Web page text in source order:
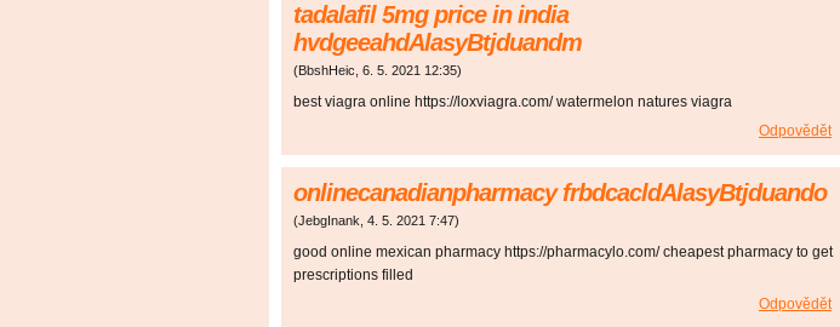
tadalafil 5mg price in india
hvdgeeahdAlasyBtjduandm
(BbshHeic 6. 5. 2021 12:35)
best viagra online https://loxviagra.com/ watermelon natures viagra
Odpovědět
onlinecanadianpharmacy frbdcacldAlasyBtjduando
(JebgInank 4. 5. 2021 7:47)
good online mexican pharmacy https://pharmacylo.com/ cheapest pharmacy to get
prescriptions filled
Odpovědět